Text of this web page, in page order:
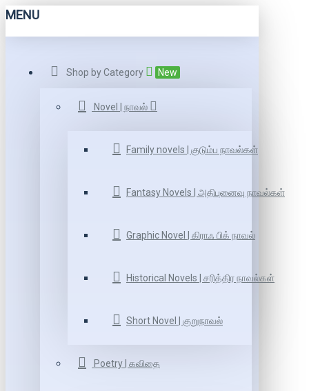
MENU
Shop by Category New
Novel | நாவல்
Family novels | குடும்ப நாவல்கள்
Fantasy Novels | அதிபுனைவு நாவல்கள்
Graphic Novel | கிராஃ பிக் நாவல்
Historical Novels | சரித்திர நாவல்கள்
Short Novel | குறுநாவல்
Poetry | கவிதை